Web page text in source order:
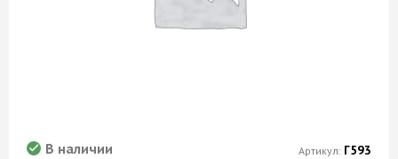
В наличии Артикул: Г593